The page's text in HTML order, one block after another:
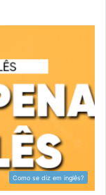
Como se diz em inglês?